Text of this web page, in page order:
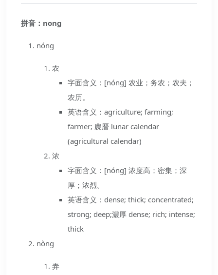
拼音：nong
nóng
农
字面含义：[nóng] 农业；务农；农夫；
农历。
英语含义：agriculture; farming;
farmer; 農曆 lunar calendar
(agricultural calendar)
浓
字面含义：[nóng] 浓度高；密集；深
厚；浓烈。
英语含义：dense; thick; concentrated;
strong; deep;濃厚 dense; rich; intense;
thick
nòng
弄